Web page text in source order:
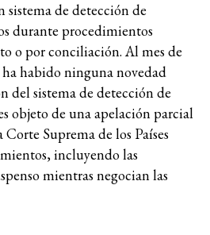
de detección de
durante procedimientos
o por conciliación. Al mes de
habido ninguna novedad
del sistema de detección de
objeto de una apelación parcial
Suprema de los Países
incluyendo las
mientras negocian las